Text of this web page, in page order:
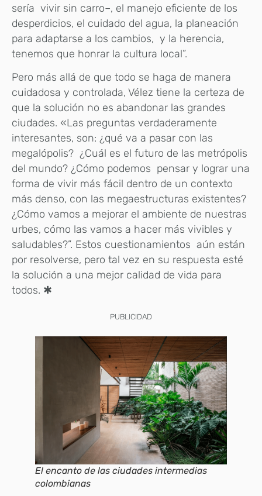
sería vivir sin carro–, el manejo eficiente de los
desperdicios, el cuidado del agua, la planeación
para adaptarse a los cambios, y la herencia,
tenemos que honrar la cultura local”.
Pero más allá de que todo se haga de manera
cuidadosa y controlada, Vélez tiene la certeza de
que la solución no es abandonar las grandes
ciudades. «Las preguntas verdaderamente
interesantes, son: ¿qué va a pasar con las
megalópolis? ¿Cuál es el futuro de las metrópolis
del mundo? ¿Cómo podemos pensar y lograr una
forma de vivir más fácil dentro de un contexto
más denso, con las megaestructuras existentes?
¿Cómo vamos a mejorar el ambiente de nuestras
urbes, cómo las vamos a hacer más vivibles y
saludables?”. Estos cuestionamientos aún están
por resolverse, pero tal vez en su respuesta esté
la solución a una mejor calidad de vida para
todos. ✱
PUBLICIDAD
El encanto de las ciudades intermedias
colombianas